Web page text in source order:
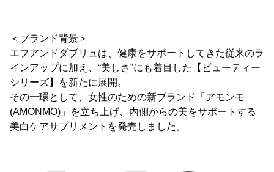
＜ブランド背景＞
エフアンドダブリュは、健康をサポートしてきた従来のラ
インアップに加え、“美しさ”にも着目した【ビューティー
シリーズ】を新たに展開。
その一環として、女性のための新ブランド「アモンモ
(AMONMO)」を立ち上げ、内側からの美をサポートする
美白ケアサプリメントを発売しました。